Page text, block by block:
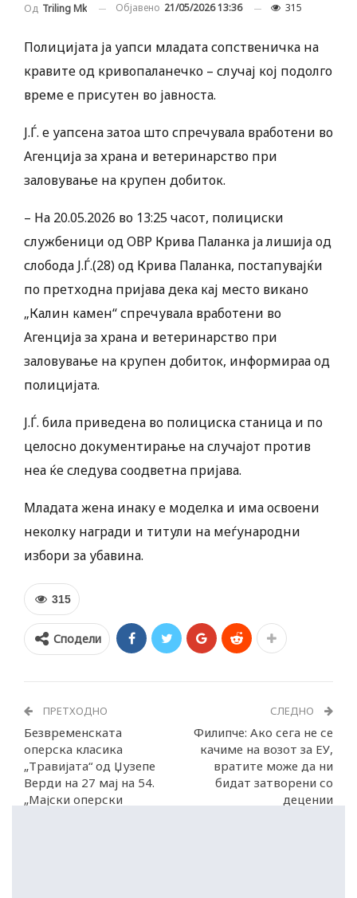
Од Triling Mk Објавено 21/05/2026 13:36 315
Полицијата ја уапси младата сопственичка на
кравите од кривопаланечко – случај кој подолго
време е присутен во јавноста.
Ј.Ѓ. е уапсена затоа што спречувала вработени во
Агенција за храна и ветеринарство при
заловување на крупен добиток.
– На 20.05.2026 во 13:25 часот, полициски
службеници од ОВР Крива Паланка ја лишија од
слобода Ј.Ѓ.(28) од Крива Паланка, постапувајќи
по претходна пријава дека кај место викано
„Калин камен“ спречувала вработени во
Агенција за храна и ветеринарство при
заловување на крупен добиток, информираа од
полицијата.
Ј.Ѓ. била приведена во полициска станица и по
целосно документирање на случајот против
неа ќе следува соодветна пријава.
Младата жена инаку е моделка и има освоени
неколку награди и титули на меѓународни
избори за убавина.
315
Сподели
ПРЕТХОДНО
Безвременската
оперска класика
„Травијата“ од Џузепе
Верди на 27 мај на 54.
„Мајски оперски
СЛЕДНО
Филипче: Ако сега не се
качиме на возот за ЕУ,
вратите може да ни
бидат затворени со
децении